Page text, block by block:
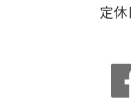
定休